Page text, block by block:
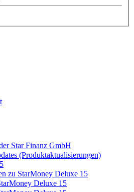
Star Finanz GmbH
(Produktaktualisierungen)
zu StarMoney Deluxe 15
Deluxe 15